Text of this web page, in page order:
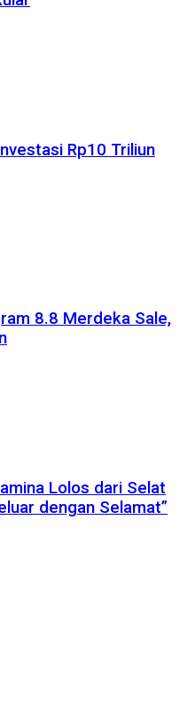
Rp10 Triliun
8.8 Merdeka Sale,
Lolos dari Selat
dengan Selamat”